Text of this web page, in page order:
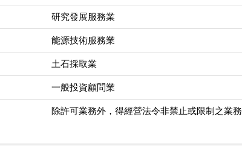
研究發展服務業
能源技術服務業
土石採取業
一般投資顧問業
除許可業務外，得經營法令非禁止或限制之業務